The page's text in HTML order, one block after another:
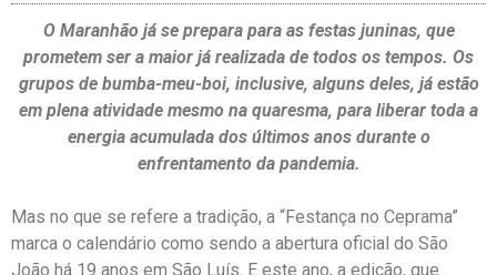
O Maranhão já se prepara para as festas juninas, que
prometem ser a maior já realizada de todos os tempos. Os
grupos de bumba-meu-boi, inclusive, alguns deles, já estão
em plena atividade mesmo na quaresma, para liberar toda a
energia acumulada dos últimos anos durante o
enfrentamento da pandemia.
Mas no que se refere a tradição, a “Festança no Ceprama”
marca o calendário como sendo a abertura oficial do São
João há 19 anos em São Luís. E este ano, a edição, que